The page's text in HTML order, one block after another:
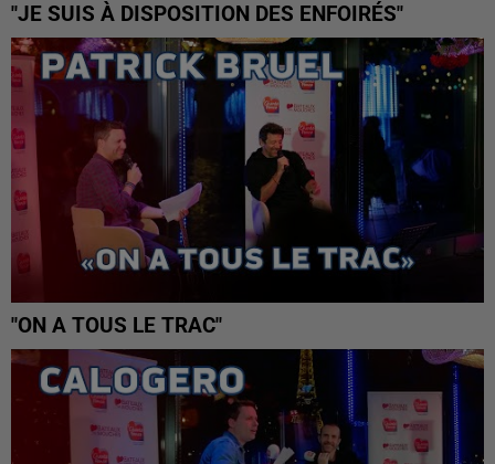
"JE SUIS À DISPOSITION DES ENFOIRÉS"
"ON A TOUS LE TRAC"